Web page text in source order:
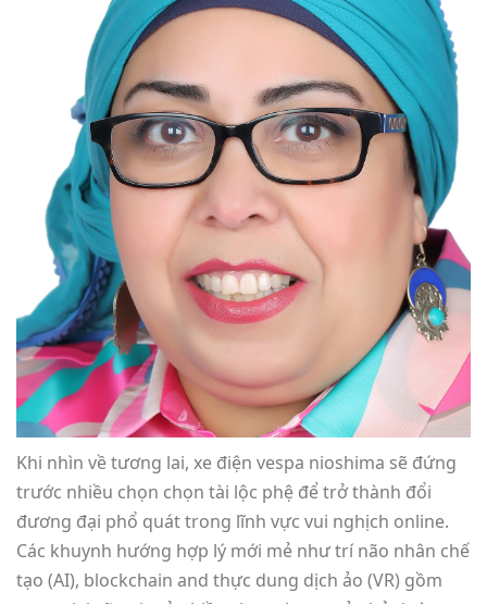
Khi nhìn về tương lai, xe điện vespa nioshima sẽ đứng
trước nhiều chọn chọn tài lộc phệ để trở thành đổi
đương đại phổ quát trong lĩnh vực vui nghịch online.
Các khuynh hướng hợp lý mới mẻ như trí não nhân chế
tạo (AI), blockchain and thực dung dịch ảo (VR) gồm